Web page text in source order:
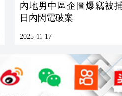
內地男中區企圖爆竊被
日內閃電破案
2025-11-17